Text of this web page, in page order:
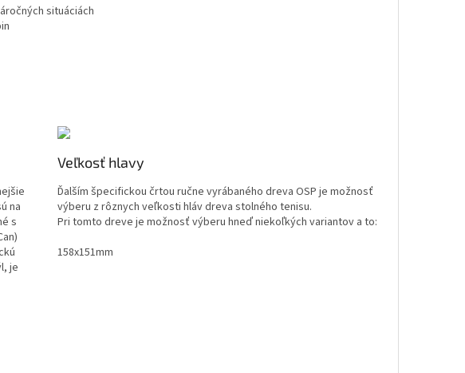
situáciách
na
s
je
Veľkosť hlavy
Ďalším špecifickou črtou ručne vyrábaného dreva OSP je možnosť
výberu z rôznych veľkosti hláv dreva stolného tenisu.
Pri tomto dreve je možnosť výberu hneď niekoľkých variantov a to:
158x151mm